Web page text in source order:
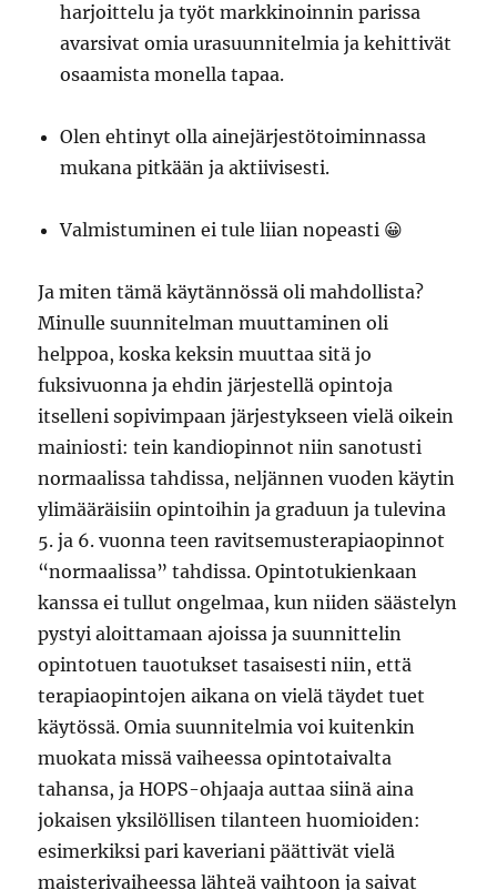
harjoittelu ja työt markkinoinnin parissa
avarsivat omia urasuunnitelmia ja kehittivät
osaamista monella tapaa.
Olen ehtinyt olla ainejärjestötoiminnassa
mukana pitkään ja aktiivisesti.
Valmistuminen ei tule liian nopeasti 😀
Ja miten tämä käytännössä oli mahdollista?
Minulle suunnitelman muuttaminen oli
helppoa, koska keksin muuttaa sitä jo
fuksivuonna ja ehdin järjestellä opintoja
itselleni sopivimpaan järjestykseen vielä oikein
mainiosti: tein kandiopinnot niin sanotusti
normaalissa tahdissa, neljännen vuoden käytin
ylimääräisiin opintoihin ja graduun ja tulevina
5. ja 6. vuonna teen ravitsemusterapiaopinnot
“normaalissa” tahdissa. Opintotukienkaan
kanssa ei tullut ongelmaa, kun niiden säästelyn
pystyi aloittamaan ajoissa ja suunnittelin
opintotuen tauotukset tasaisesti niin, että
terapiaopintojen aikana on vielä täydet tuet
käytössä. Omia suunnitelmia voi kuitenkin
muokata missä vaiheessa opintotaivalta
tahansa, ja HOPS-ohjaaja auttaa siinä aina
jokaisen yksilöllisen tilanteen huomioiden:
esimerkiksi pari kaveriani päättivät vielä
maisterivaiheessa lähteä vaihtoon ja saivat